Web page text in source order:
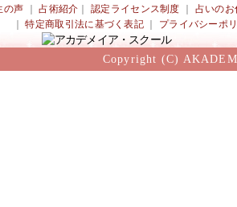
の声 ｜占術紹介 ｜認定ライセンス制度
占いのお
｜特定商取引法に基づく表記 プライバシーポ
Copyright (C)